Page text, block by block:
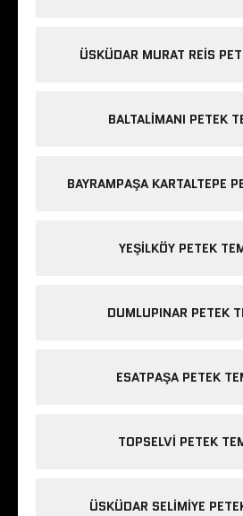
ÜSKÜDAR MURAT REIS
BALTALIMANI PETEK
BAYRAMPAŞA KARTALTEPE
YEŞILKÖY PETEK
DUMLUPINAR PETEK
ESATPAŞA PETEK
TOPSELVI PETEK
ÜSKÜDAR SELIMIYE